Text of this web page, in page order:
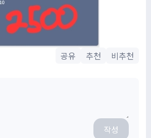
공유 추천 비추천
작성